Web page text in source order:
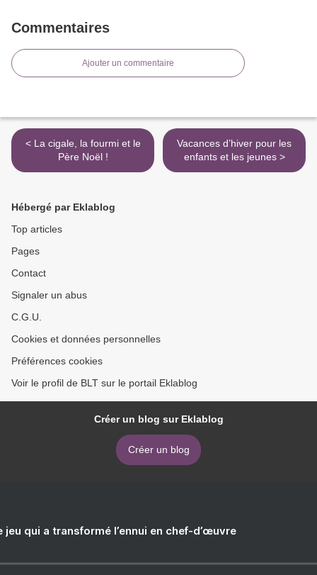
Commentaires
Ajouter un commentaire
< La cigale, la fourmi et le
Père Noël !
Vacances d’hiver pour les
enfants et les jeunes >
Hébergé par Eklablog
Top articles
Pages
Contact
Signaler un abus
C.G.U.
Cookies et données personnelles
Préférences cookies
Voir le profil de BLT sur le portail Eklablog
Créer un blog sur Eklablog
Créer un blog
jeu qui a transformé l’ennui en chef-d’œuvre